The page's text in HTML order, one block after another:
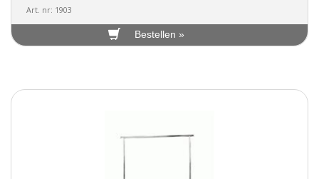
Art. nr: 1903
Bestellen »